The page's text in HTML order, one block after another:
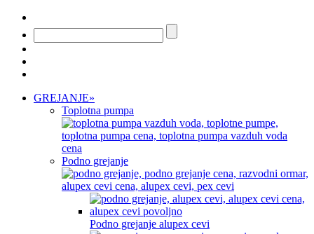
GREJANJE»
Toplotna pumpa
Podno grejanje
Podno grejanje alupex cevi